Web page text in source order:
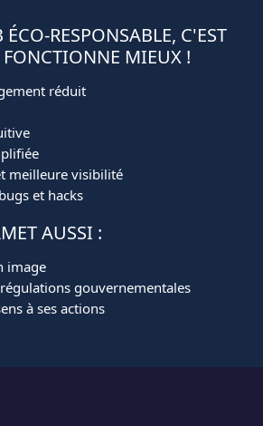
RESPONSABLE, C'EST
MIEUX !
réduit
meilleure visibilité
et hacks
AUSSI :
image
gouvernementales
à ses actions